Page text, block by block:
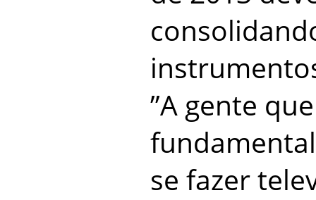
”A gente
se fazer